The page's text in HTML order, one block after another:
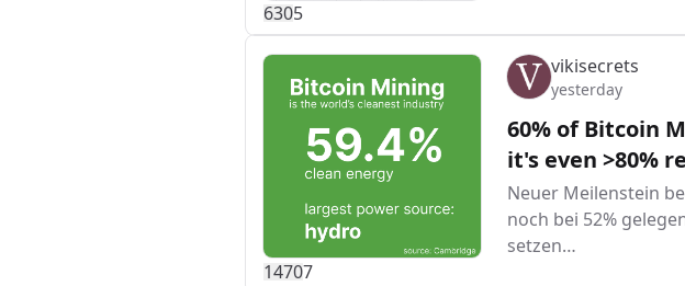
6305
vikisecrets
yesterday
60% of Bitcoin
it's even >80%
Neuer Meilenstein
noch bei 52%
setzen…
14707